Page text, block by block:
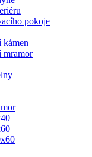
pokoje
mramor